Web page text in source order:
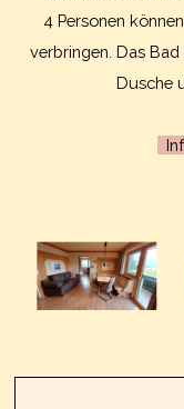
4 Personen
verbringen. Das
Dusche